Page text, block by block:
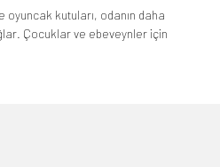
oyuncak kutuları, odanın daha
Çocuklar ve ebeveynler için